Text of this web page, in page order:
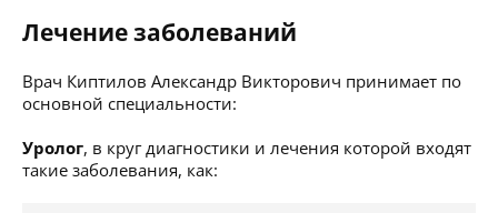
Лечение заболеваний
Врач Киптилов Александр Викторович принимает по
основной специальности:
Уролог, в круг диагностики и лечения которой входят
такие заболевания, как: